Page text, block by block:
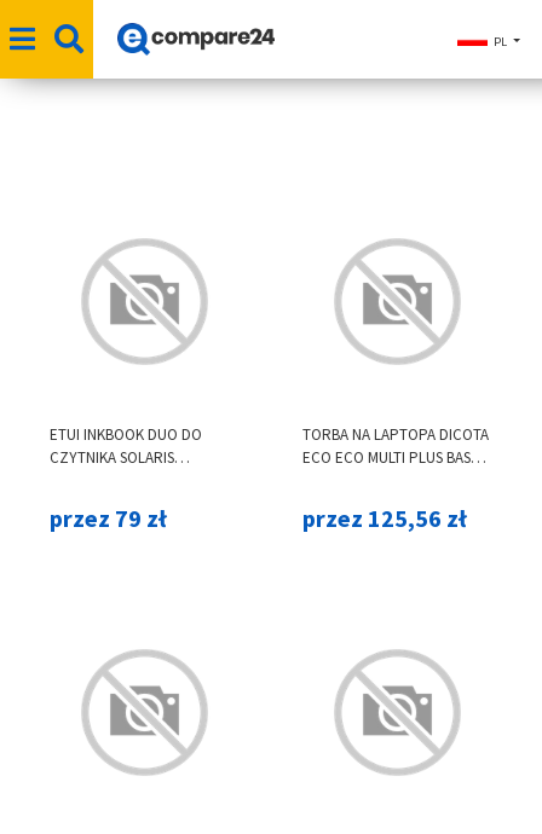
PL
ETUI INKBOOK DUO DO
CZYTNIKA SOLARIS
przez 79 zł
TORBA NA LAPTOPA DICOTA
ECO ECO MULTI PLUS BASE
przez 125,56 zł